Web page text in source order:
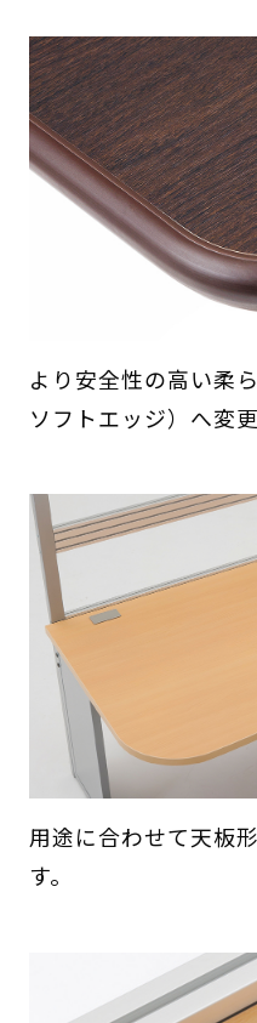
より安全性の高い柔
ソフトエッジ）へ変更
用途に合わせて天板
す。